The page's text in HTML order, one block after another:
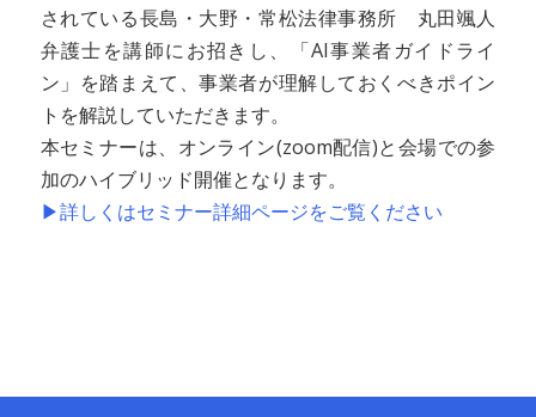
されている長島・大野・常松法律事務所 丸田颯人
弁護士を講師にお招きし、「AI事業者ガイドライ
ン」を踏まえて、事業者が理解しておくべきポイン
トを解説していただきます。
本セミナーは、オンライン(zoom配信)と会場での参
加のハイブリッド開催となります。
▶詳しくはセミナー詳細ページをご覧ください